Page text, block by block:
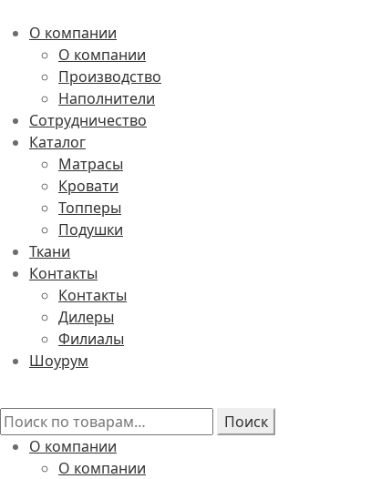
О компании
О компании
Производство
Наполнители
Сотрудничество
Каталог
Матрасы
Кровати
Топперы
Подушки
Ткани
Контакты
Контакты
Дилеры
Филиалы
Шоурум
Искать:
Поиск
О компании
О компании